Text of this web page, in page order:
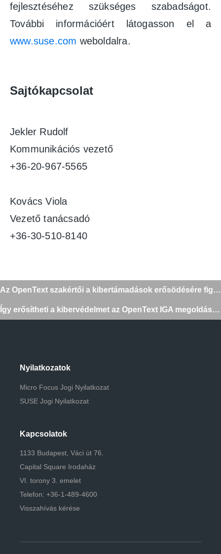
fejlesztéséhez szükséges szabadságot.
További információért látogasson el a
www.suse.com weboldalra.
Sajtókapcsolat
Jekler Rudolf
Kommunikációs vezető
+36-20-967-5565
Kovács Viola
Vezető tanácsadó
+36-30-510-8140
Bejegyzés
navigáció
Az OpenText szakértői a kibertámadások erősödésére figyelmeztetnek
Így erősítheti a kibervédelmet az OpenText IGA megoldásával
Nyilatkozatok
Micro Focus Jogi Nyilatkozat
SUSE Jogi Nyilatkozat
Kapcsolatok
1133 Budapest, Váci út 76.
Capital Square Irodaház
VI. torony 3. emelet
Telefon: +36-1-489-4600
Visszahívás kérése